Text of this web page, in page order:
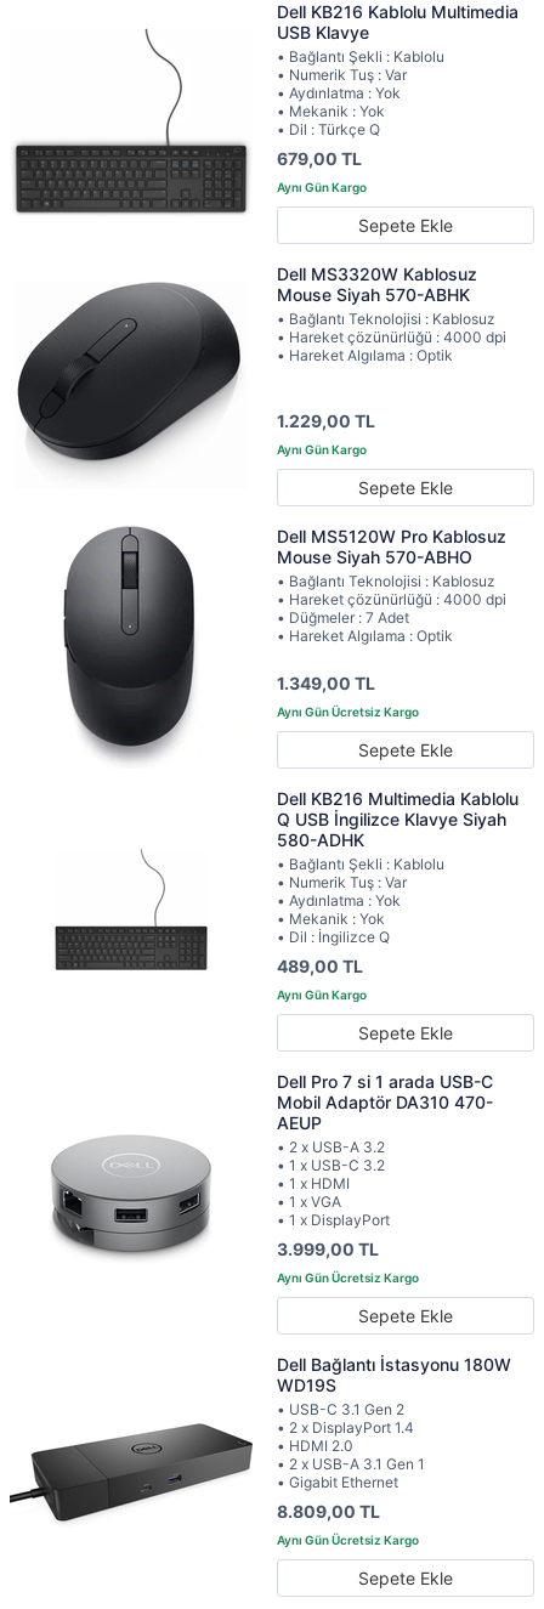
Dell KB216 Kablolu Multimedia
USB Klavye
• Bağlantı Şekli : Kablolu
• Numerik Tuş : Var
• Aydınlatma : Yok
• Mekanik : Yok
• Dil : Türkçe Q
679,00 TL
Sepete Ekle
Dell MS3320W Kablosuz
Mouse Siyah 570-ABHK
• Bağlantı Teknolojisi : Kablosuz
• Hareket çözünürlüğü : 4000 dpi
• Hareket Algılama : Optik
1.229,00 TL
Sepete Ekle
Dell MS5120W Pro Kablosuz
Mouse Siyah 570-ABHO
• Bağlantı Teknolojisi : Kablosuz
• Hareket çözünürlüğü : 4000 dpi
• Düğmeler : 7 Adet
• Hareket Algılama : Optik
1.349,00 TL
Sepete Ekle
Dell KB216 Multimedia Kablolu
Q USB İngilizce Klavye Siyah
580-ADHK
• Bağlantı Şekli : Kablolu
• Numerik Tuş : Var
• Aydınlatma : Yok
• Mekanik : Yok
• Dil : İngilizce Q
489,00 TL
Sepete Ekle
Dell Pro 7 si 1 arada USB-C
Mobil Adaptör DA310 470-
AEUP
• 2 x USB-A 3.2
• 1 x USB-C 3.2
• 1 x HDMI
• 1 x VGA
• 1 x DisplayPort
3.999,00 TL
Sepete Ekle
Dell Bağlantı İstasyonu 180W
WD19S
• USB-C 3.1 Gen 2
• 2 x DisplayPort 1.4
• HDMI 2.0
• 2 x USB-A 3.1 Gen 1
• Gigabit Ethernet
8.809,00 TL
Sepete Ekle